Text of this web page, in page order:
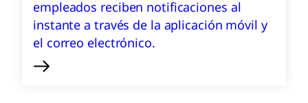
empleados reciben notificaciones al
instante a través de la aplicación móvil y
el correo electrónico.